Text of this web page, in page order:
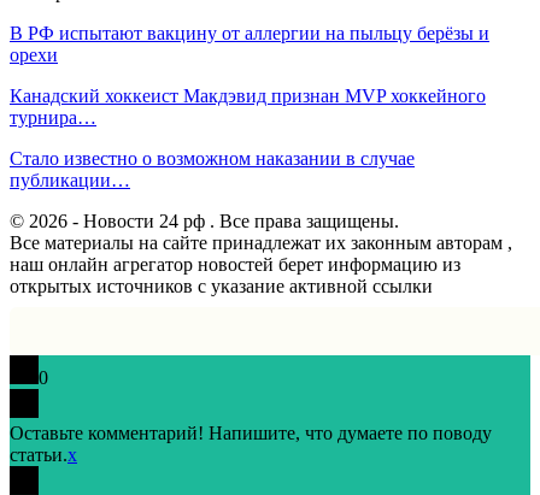
В РФ испытают вакцину от аллергии на пыльцу берёзы и
орехи
Канадский хоккеист Макдэвид признан MVP хоккейного
турнира…
Стало известно о возможном наказании в случае
публикации…
© 2026 - Новости 24 рф . Все права защищены.
Все материалы на сайте принадлежат их законным авторам ,
наш онлайн агрегатор новостей берет информацию из
открытых источников с указание активной ссылки
0
Оставьте комментарий! Напишите, что думаете по поводу
статьи.x